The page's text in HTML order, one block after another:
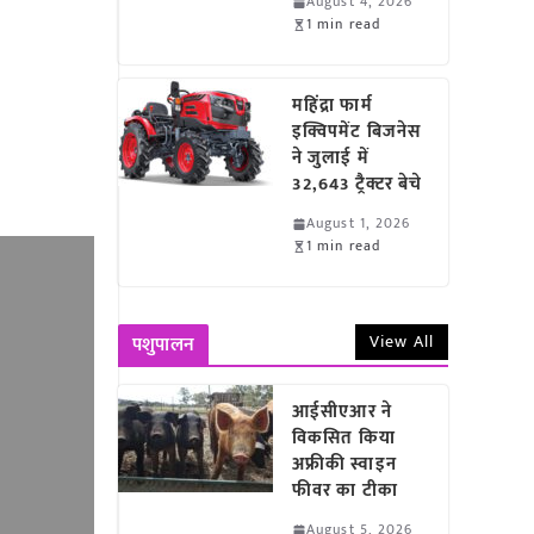
1 min read
महिंद्रा फार्म
इक्विपमेंट बिजनेस
ने जुलाई में
32,643 ट्रैक्टर बेचे
August 1, 2026
1 min read
पशुपालन View All
आईसीएआर ने
विकसित किया
अफ्रीकी स्वाइन
फीवर का टीका
August 5, 2026